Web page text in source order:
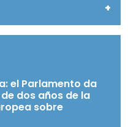
+
el Parlamento da
dos años de la
sobre